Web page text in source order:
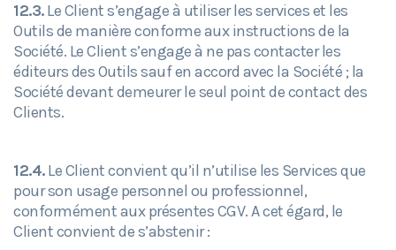
12.3.Le Client s’engage à utiliser les services et les
Outils de manière conforme aux instructions de la
Société. Le Client s’engage à ne pas contacter les
éditeurs des Outils sauf en accord avec la Société ; la
Société devant demeurer le seul point de contact des
Clients.
12.4.Le Client convient qu’il n’utilise les Services que
pour son usage personnel ou professionnel,
conformément aux présentes CGV. A cet égard, le
Client convient de s’abstenir :